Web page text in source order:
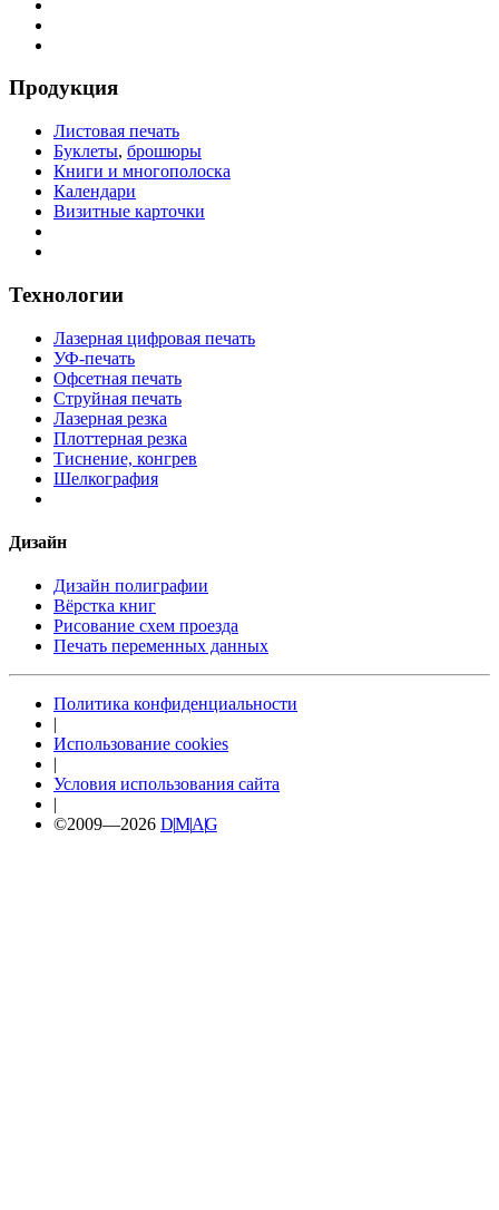
Продукция
Листовая печать
Буклеты, брошюры
Книги и многополоска
Календари
Визитные карточки
Технологии
Лазерная цифровая печать
УФ-печать
Офсетная печать
Струйная печать
Лазерная резка
Плоттерная резка
Тиснение, конгрев
Шелкография
Дизайн
Дизайн полиграфии
Вёрстка книг
Рисование схем проезда
Печать переменных данных
Политика конфиденциальности
|
Использование cookies
|
Условия использования сайта
|
©2009—2026 D|M|A|G